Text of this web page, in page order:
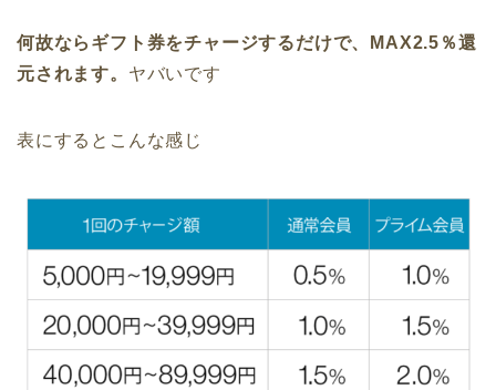
何故ならギフト券をチャージするだけで、MAX2.5％還
元されます。 ヤバいです
表にするとこんな感じ